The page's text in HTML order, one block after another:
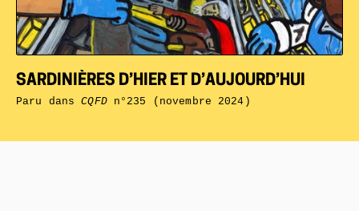
SARDINIÈRES D’HIER ET D’AUJOURD’HUI
Paru dansCQFDn°235 (novembre 2024)